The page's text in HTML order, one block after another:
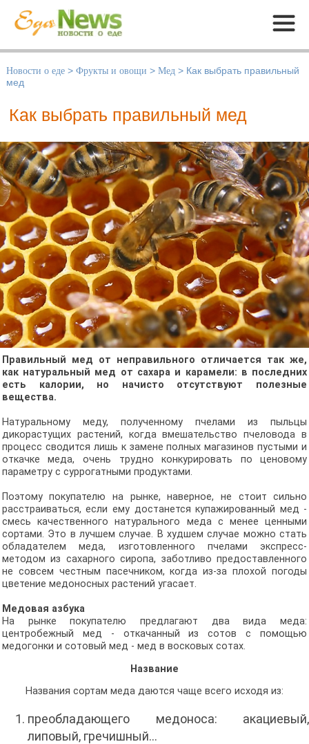
Меню
Новости о еде > Фрукты и овощи > Мед > Как выбрать правильный
мед
Как выбрать правильный мед
Правильный мед от неправильного отличается так же,
как натуральный мед от сахара и карамели: в последних
есть калории, но начисто отсутствуют полезные
вещества.
Натуральному меду, полученному пчелами из пыльцы
дикорастущих растений, когда вмешательство пчеловода в
процесс сводится лишь к замене полных магазинов пустыми и
откачке меда, очень трудно конкурировать по ценовому
параметру с суррогатными продуктами.
Поэтому покупателю на рынке, наверное, не стоит сильно
расстраиваться, если ему достанется купажированный мед -
смесь качественного натурального меда с менее ценными
сортами. Это в лучшем случае. В худшем случае можно стать
обладателем меда, изготовленного пчелами экспресс-
методом из сахарного сиропа, заботливо предоставленного
не совсем честным пасечником, когда из-за плохой погоды
цветение медоносных растений угасает.
Медовая азбука
На рынке покупателю предлагают два вида меда:
центробежный мед - откачанный из сотов с помощью
медогонки и сотовый мед - мед в восковых сотах.
Название
Названия сортам меда даются чаще всего исходя из:
преобладающего медоноса: акациевый,
липовый, гречишный...